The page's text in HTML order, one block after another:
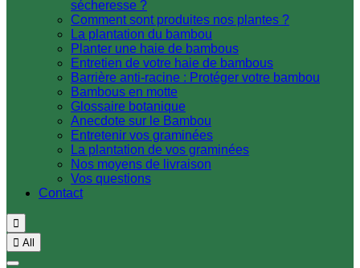
sécheresse ?
Comment sont produites nos plantes ?
La plantation du bambou
Planter une haie de bambous
Entretien de votre haie de bambous
Barrière anti-racine : Protéger votre bambou
Bambous en motte
Glossaire botanique
Anecdote sur le Bambou
Entretenir vos graminées
La plantation de vos graminées
Nos moyens de livraison
Vos questions
Contact

 All